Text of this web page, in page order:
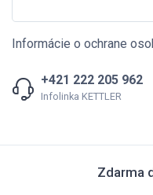
Informácie o ochrane
+421 222 205 962
Infolinka KETTLER
Zdarma